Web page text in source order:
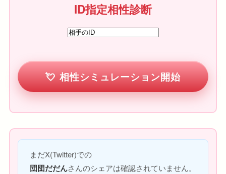
ID指定相性診断
相性シミュレーション開始
まだX(Twitter)での
団団だだんさんのシェアは確認されていません。